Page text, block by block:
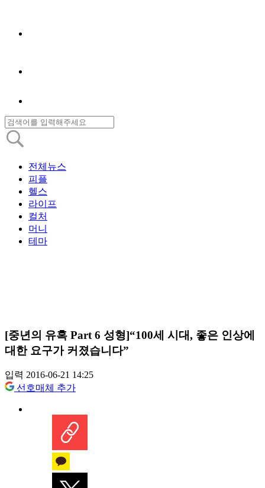
전체뉴스
피플
헬스
라이프
컬처
머니
테마
[중년의 유혹 Part 6 성형]“100세 시대, 좋은 인상에
대한 요구가 커졌습니다”
입력 2016-06-21 14:25
선호매체 추가